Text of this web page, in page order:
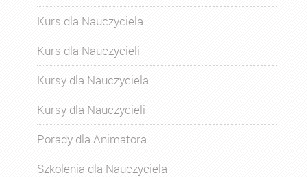
Kurs dla Nauczyciela
Kurs dla Nauczycieli
Kursy dla Nauczyciela
Kursy dla Nauczycieli
Porady dla Animatora
Szkolenia dla Nauczyciela